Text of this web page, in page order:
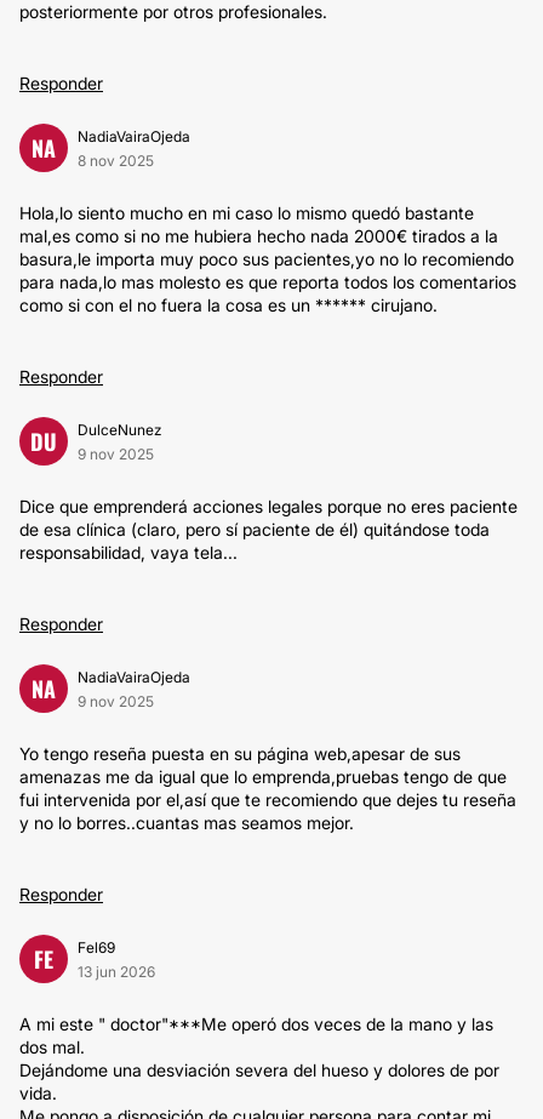
posteriormente por otros profesionales.
Responder
NA
NadiaVairaOjeda
8 nov 2025
Hola,lo siento mucho en mi caso lo mismo quedó bastante
mal,es como si no me hubiera hecho nada 2000€ tirados a la
basura,le importa muy poco sus pacientes,yo no lo recomiendo
para nada,lo mas molesto es que reporta todos los comentarios
como si con el no fuera la cosa es un ****** cirujano.
Responder
DU
DulceNunez
9 nov 2025
Dice que emprenderá acciones legales porque no eres paciente
de esa clínica (claro, pero sí paciente de él) quitándose toda
responsabilidad, vaya tela...
Responder
NA
NadiaVairaOjeda
9 nov 2025
Yo tengo reseña puesta en su página web,apesar de sus
amenazas me da igual que lo emprenda,pruebas tengo de que
fui intervenida por el,así que te recomiendo que dejes tu reseña
y no lo borres..cuantas mas seamos mejor.
Responder
FE
Fel69
13 jun 2026
A mi este " doctor"***Me operó dos veces de la mano y las
dos mal.
Dejándome una desviación severa del hueso y dolores de por
vida.